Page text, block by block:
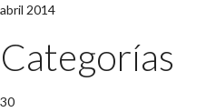
abril 2014
Categorías
30